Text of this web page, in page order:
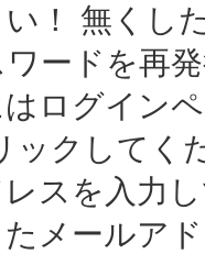
！ 無くし
ードを再
はログイン
ックしてく
スを入力
メールア